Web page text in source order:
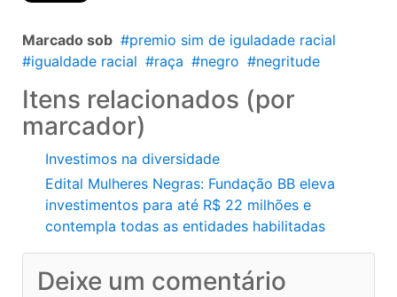
Marcado sob
premio sim de iguladade racial
igualdade racial
raça negro negritude
Itens relacionados (por
marcador)
Investimos na diversidade
Edital Mulheres Negras: Fundação BB eleva
investimentos para até R$ 22 milhões e
contempla todas as entidades habilitadas
Deixe um comentário